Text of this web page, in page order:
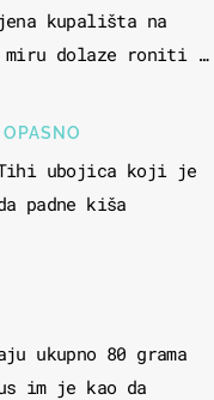
kupališta na
dolaze roniti i
ubojica koji je
padne kiša
ukupno 80 grama
im je kao da